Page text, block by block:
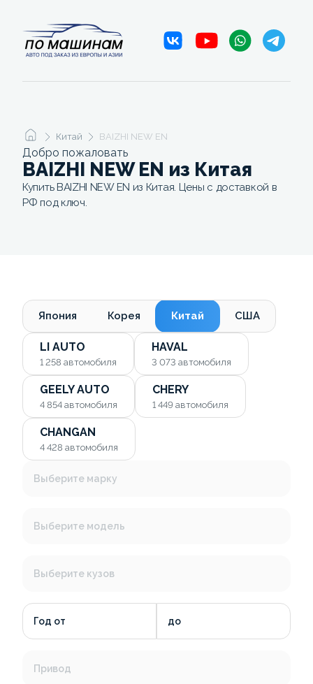
Китай BAIZHI NEW EN
Добро пожаловать
BAIZHI NEW EN из Китая
Купить BAIZHI NEW EN из Китая. Цены с доставкой в
РФ под ключ.
Япония Корея Китай США
LI AUTO
1 258 автомобиля
HAVAL
3 073 автомобиля
GEELY AUTO
4 854 автомобиля
CHERY
1 449 автомобиля
CHANGAN
4 428 автомобиля
Выберите марку
Выберите модель
Выберите кузов
Год от до
Привод